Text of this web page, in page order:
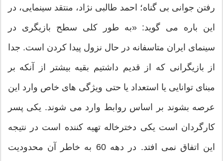
رفتن جوانی بی گناه؛ احمد طالبی نژاد، منتقد سینمایی، در
این باره می گوید: «به طور کلی سطح بازیگری در
سینمای ایران متاسفانه در حال نزول پیدا کردن است. جدا
از بازیگرانی که از قدیم داشتیم بقیه بیشتر از آنکه بر
مبنای توانایی یا استعداد یا حتی ویژگی های خاص وارد این
عرصه بشوند بر اساس روابط وارد می شوند. یکی پسر
کارگردان است یکی دخترخاله تهیه کننده است در نتیجه
این اتفاق نمی افتد. در دهه 60 به خاطر آن محدودیت